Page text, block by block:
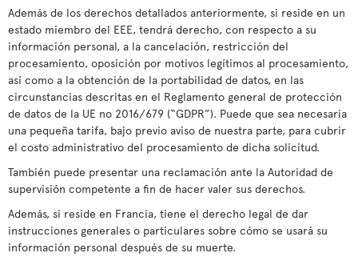
Además de los derechos detallados anteriormente, si reside en un
estado miembro del EEE, tendrá derecho, con respecto a su
información personal, a la cancelación, restricción del
procesamiento, oposición por motivos legítimos al procesamiento,
así como a la obtención de la portabilidad de datos, en las
circunstancias descritas en el Reglamento general de protección
de datos de la UE no 2016/679 (“GDPR”). Puede que sea necesaria
una pequeña tarifa, bajo previo aviso de nuestra parte, para cubrir
el costo administrativo del procesamiento de dicha solicitud.
También puede presentar una reclamación ante la Autoridad de
supervisión competente a fin de hacer valer sus derechos.
Además, si reside en Francia, tiene el derecho legal de dar
instrucciones generales o particulares sobre cómo se usará su
información personal después de su muerte.